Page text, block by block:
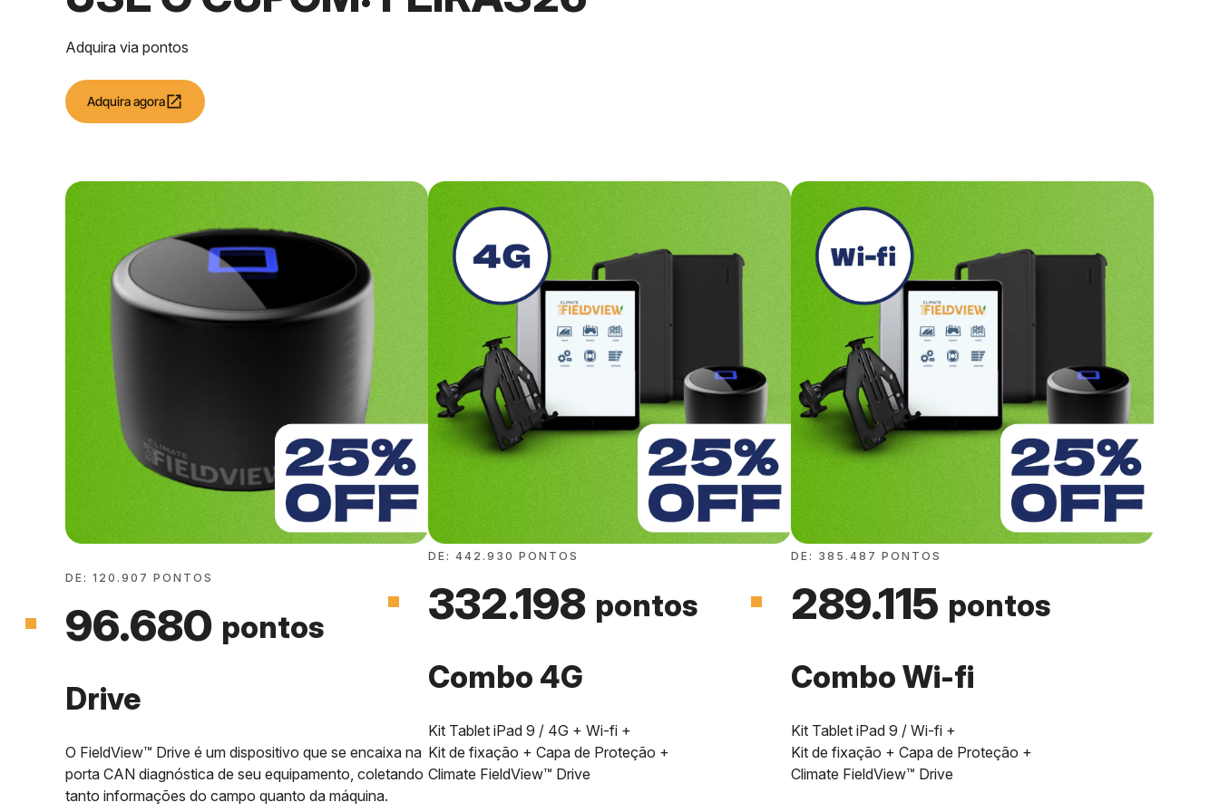
Adquira via pontos
Adquira agora open_in_new
DE: 120.907 PONTOS
96.680 pontos
Drive
O FieldView™ Drive é um dispositivo que se encaixa na
porta CAN diagnóstica de seu equipamento, coletando
tanto informações do campo quanto da máquina.
DE: 442.930 PONTOS
332.198 pontos
Combo 4G
Kit Tablet iPad 9 / 4G + Wi-fi +
Kit de fixação + Capa de Proteção +
Climate FieldView™ Drive
DE: 385.487 PONTOS
289.115 pontos
Combo Wi-fi
Kit Tablet iPad 9 / Wi-fi +
Kit de fixação + Capa de Proteção +
Climate FieldView™ Drive